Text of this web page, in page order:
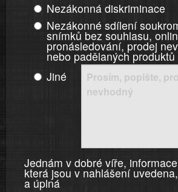
Nezákonná diskriminace
Nezákonné sdílení
snímků bez souhlasu,
pronásledování, prodej
nebo padělaných produktů
Jiné
Jednám v dobré víře,
která jsou v nahlášení
a úplná